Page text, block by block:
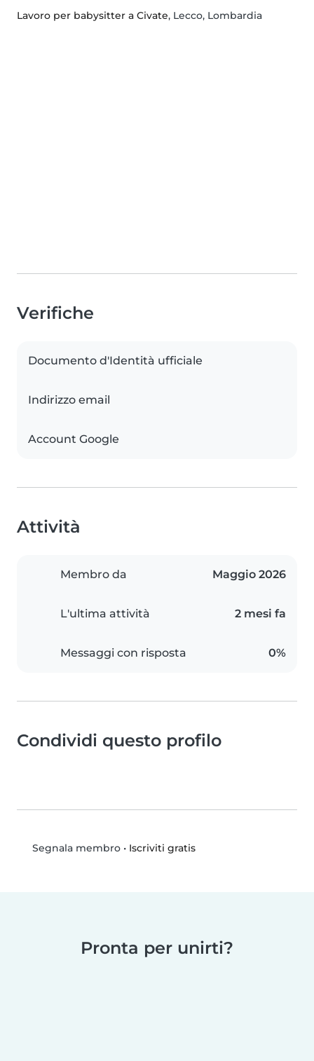
Lavoro per babysitter a Civate, Lecco, Lombardia
Verifiche
Documento d'Identità ufficiale
Indirizzo email
Account Google
Attività
Membro da Maggio 2026
L'ultima attività 2 mesi fa
Messaggi con risposta 0%
Condividi questo profilo
Segnala membro• Iscriviti gratis
Pronta per unirti?